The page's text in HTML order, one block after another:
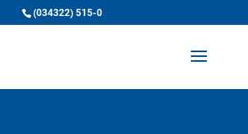
(034322) 515-0